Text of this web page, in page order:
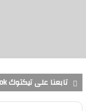
تابعنا على تيكتوك Tiktok